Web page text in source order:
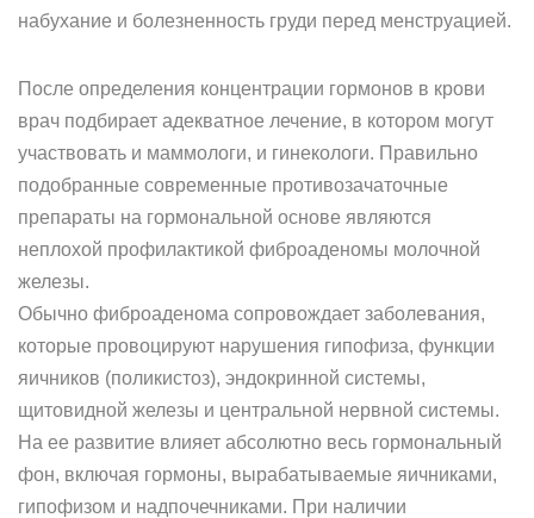
набухание и болезненность груди перед менструацией.
После определения концентрации гормонов в крови
врач подбирает адекватное лечение, в котором могут
участвовать и маммологи, и гинекологи. Правильно
подобранные современные противозачаточные
препараты на гормональной основе являются
неплохой профилактикой фиброаденомы молочной
железы.
Обычно фиброаденома сопровождает заболевания,
которые провоцируют нарушения гипофиза, функции
яичников (поликистоз), эндокринной системы,
щитовидной железы и центральной нервной системы.
На ее развитие влияет абсолютно весь гормональный
фон, включая гормоны, вырабатываемые яичниками,
гипофизом и надпочечниками. При наличии